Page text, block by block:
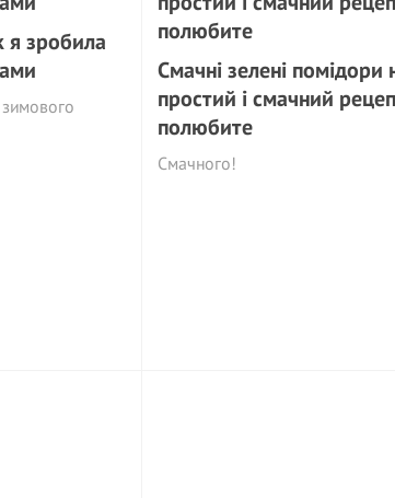
я зробила
Смачні зелені помідори
простий і смачний
полюбите
Смачного!